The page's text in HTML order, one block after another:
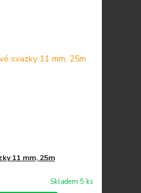
11 mm, 25m
Skladem 5 ks